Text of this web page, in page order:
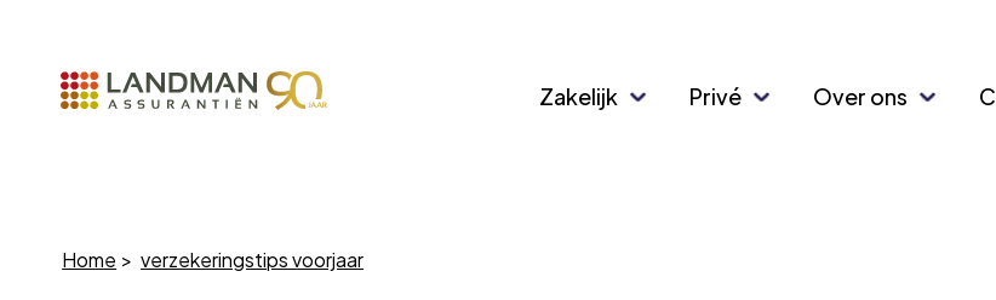
Zakelijk Privé Over ons
Home verzekeringstips voorjaar